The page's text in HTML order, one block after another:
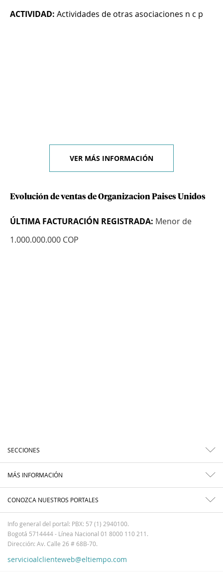
ACTIVIDAD: Actividades de otras asociaciones n c p
VER MÁS INFORMACIÓN
Evolución de ventas de Organizacion Paises Unidos
ÚLTIMA FACTURACIÓN REGISTRADA: Menor de
1.000.000.000 COP
SECCIONES
MÁS INFORMACIÓN
CONOZCA NUESTROS PORTALES
Info general del portal: PBX: 57 (1) 2940100.
Bogotá 5714444 - Línea Nacional 01 8000 110 211.
Dirección: Av. Calle 26 # 68B-70.
servicioalclienteweb@eltiempo.com